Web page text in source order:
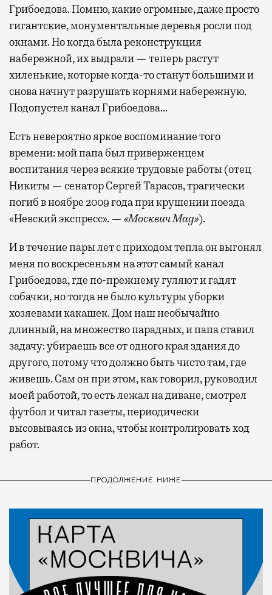
Грибоедова. Помню, какие огромные, даже просто
гигантские, монументальные деревья росли под
окнами. Но когда была реконструкция
набережной, их выдрали — теперь растут
хиленькие, которые когда-то станут большими и
снова начнут разрушать корнями набережную.
Подопустел канал Грибоедова…
Есть невероятно яркое воспоминание того
времени: мой папа был приверженцем
воспитания через всякие трудовые работы (отец
Никиты — сенатор Сергей Тарасов, трагически
погиб в ноябре 2009 года при крушении поезда
«Невский экспресс». — «Москвич Mag»).
И в течение пары лет с приходом тепла он выгонял
меня по воскресеньям на этот самый канал
Грибоедова, где по-прежнему гуляют и гадят
собачки, но тогда не было культуры уборки
хозяевами какашек. Дом наш необычайно
длинный, на множество парадных, и папа ставил
задачу: убираешь все от одного края здания до
другого, потому что должно быть чисто там, где
живешь. Сам он при этом, как говорил, руководил
моей работой, то есть лежал на диване, смотрел
футбол и читал газеты, периодически
высовываясь из окна, чтобы контролировать ход
работ.
ПРОДОЛЖЕНИЕ НИЖЕ